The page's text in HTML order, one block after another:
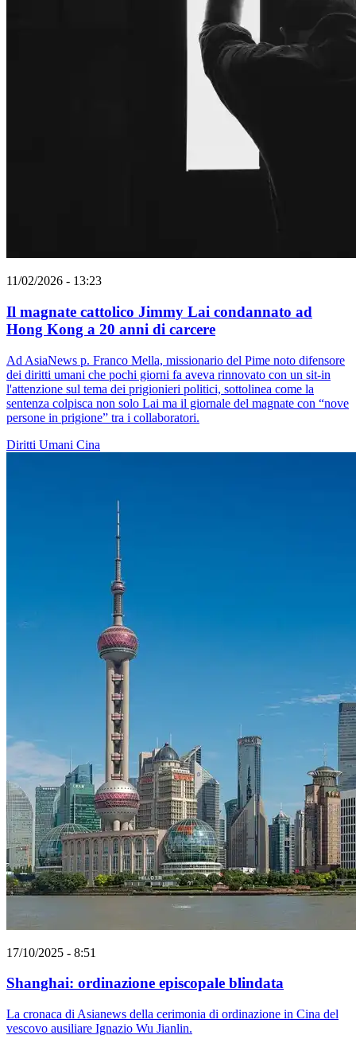
11/02/2026 - 13:23
Il magnate cattolico Jimmy Lai condannato ad
Hong Kong a 20 anni di carcere
Ad AsiaNews p. Franco Mella, missionario del Pime noto difensore
dei diritti umani che pochi giorni fa aveva rinnovato con un sit-in
l'attenzione sul tema dei prigionieri politici, sottolinea come la
sentenza colpisca non solo Lai ma il giornale del magnate con “nove
persone in prigione” tra i collaboratori.
Diritti Umani Cina
17/10/2025 - 8:51
Shanghai: ordinazione episcopale blindata
La cronaca di Asianews della cerimonia di ordinazione in Cina del
vescovo ausiliare Ignazio Wu Jianlin.